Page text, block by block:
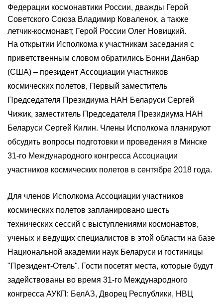
Федерации космонавтики России, дважды Герой
Советского Союза Владимир Коваленок, а также
летчик-космонавт, Герой России Олег Новицкий.
На открытии Исполкома к участникам заседания с
приветственным словом обратились Бонни Данбар
(США) – президент Ассоциации участников
космических полетов, Первый заместитель
Председателя Президиума НАН Беларуси Сергей
Чижик, заместитель Председателя Президиума НАН
Беларуси Сергей Килин. Члены Исполкома планируют
обсудить вопросы подготовки и проведения в Минске
31-го Международного конгресса Ассоциации
участников космических полетов в сентябре 2018 года.
Для членов Исполкома Ассоциации участников
космических полетов запланировано шесть
технических сессий с выступлениями космонавтов,
ученых и ведущих специалистов в этой области на базе
Национальной академии наук Беларуси и гостиницы
"Президент-Отель". Гости посетят места, которые будут
задействованы во время 31-го Международного
конгресса АУКП: БелАЗ, Дворец Республики, НВЦ